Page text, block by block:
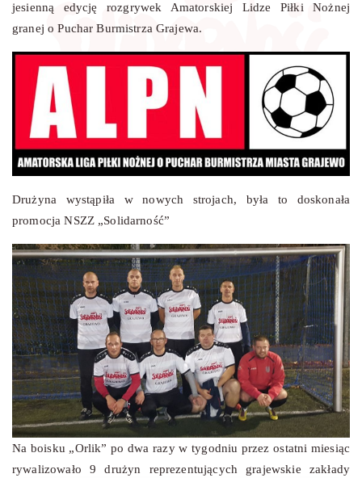
jesienną edycję rozgrywek Amatorskiej Lidze Piłki Nożnej
granej o Puchar Burmistrza Grajewa.
Drużyna wystąpiła w nowych strojach, była to doskonała
promocja NSZZ „Solidarność”
Na boisku „Orlik” po dwa razy w tygodniu przez ostatni miesiąc
rywalizowało 9 drużyn reprezentujących grajewskie zakłady